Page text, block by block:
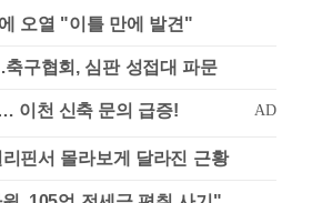
오열 "이틀 만에 발견"
구협회, 심판 성접대 파문
핀서 몰라보게 달라진 근황